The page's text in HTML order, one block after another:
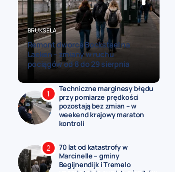
BRUKSELA
Remont dworca Bockstael na
Laeken – zmiany w ruchu
pociągów od 8 do 29 sierpnia
POLITYKA
Belgijska armia szuka rekrutów na
festiwalu muzycznym – stoisko
obrony stanie na Suikerrock
BELGIA
BRUKSELA
Techniczne marginesy błędu
przy pomiarze prędkości
pozostają bez zmian – w
weekend krajowy maraton
kontroli
70 lat od katastrofy w
Marcinelle – gminy
Begijnendijk i Tremelo